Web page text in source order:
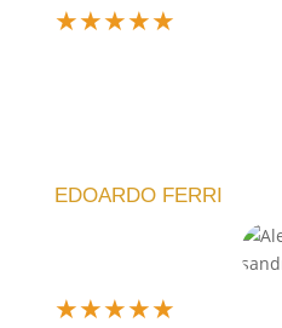
★★★★★
EDOARDO FERRI
★★★★★